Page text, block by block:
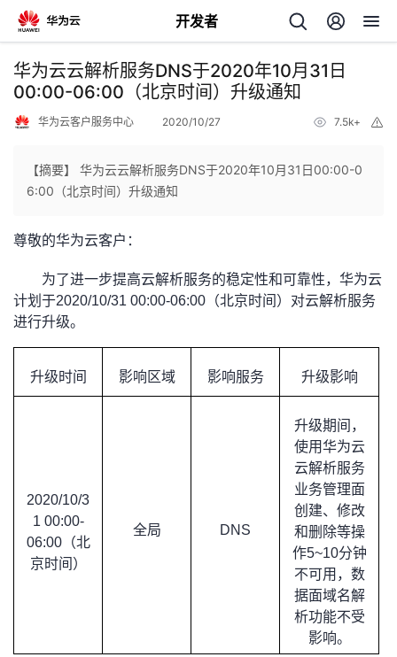
开发者
返
回
主
的
发
的
博
我
的
我
华为云云解析服务DNS于2020年10月31日
00:00-06:00（北京时间）升级通知
华为云客户服务中心 2020/10/27 7.5k+
【摘要】 华为云云解析服务DNS于2020年10月31日00:00-0
6:00（北京时间）升级通知
尊敬的华为云客户：
为了进一步提高云解析服务的稳定性和可靠性，华为云
计划于2020/10/31 00:00-06:00（北京时间）对云解析服务
进行升级。
升级时间 影响区域 影响服务 升级影响
2020/10/3
1 00:00-
06:00（北
京时间）
全局 DNS
升级期间，
使用华为云
云解析服务
业务管理面
创建、修改
和删除等操
作5~10分钟
不可用，数
据面域名解
析功能不受
影响。